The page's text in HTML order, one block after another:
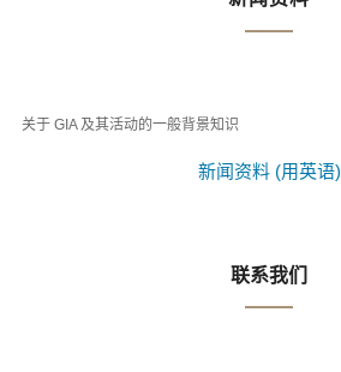
关于 GIA 及其活动的一般背景知识
新闻资料 (用英语)
联系我们